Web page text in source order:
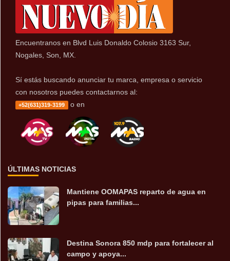
Encuentranos en Blvd Luis Donaldo Colosio 3163 Sur,
Nogales, Son, MX.
Sí estás buscando anunciar tu marca, empresa o servicio
con nosotros puedes contactarnos al:
+52(631)319-3199 o en
ÚLTIMAS NOTICIAS
Mantiene OOMAPAS reparto de agua en
pipas para familias...
Destina Sonora 850 mdp para fortalecer al
campo y apoya...